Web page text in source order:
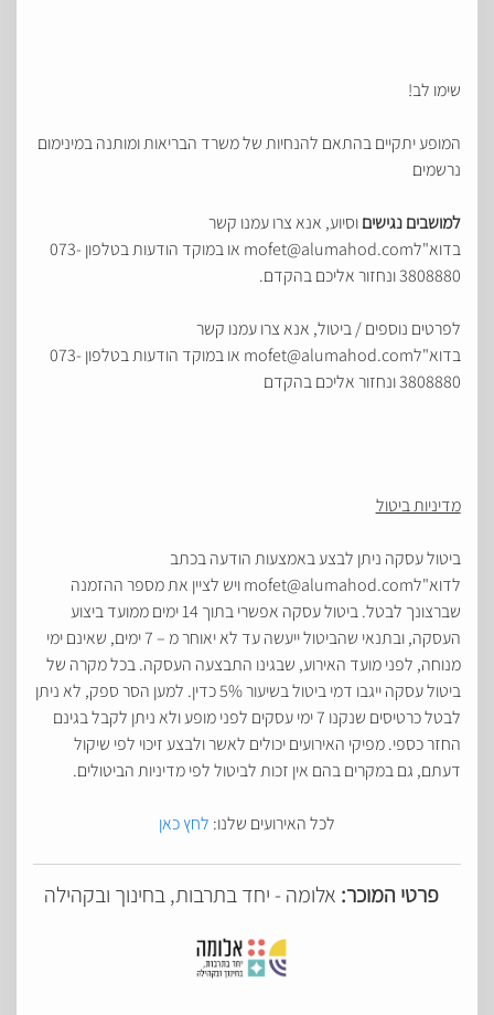
שימו לב!
המופע יתקיים בהתאם להנחיות של משרד הבריאות ומותנה במינימום
נרשמים
למושבים נגישיםוסיוע, אנא צרו עמנו קשר
בדוא"לmofet@alumahod.com או במוקד הודעות בטלפון 073-
3808880 ונחזור אליכם בהקדם.
לפרטים נוספים / ביטול, אנא צרו עמנו קשר
בדוא"לmofet@alumahod.com או במוקד הודעות בטלפון 073-
3808880 ונחזור אליכם בהקדם
מדיניות ביטול
ביטול עסקה ניתן לבצע באמצעות הודעה בכתב
לדוא"לmofet@alumahod.com ויש לציין את מספר ההזמנה
שברצונך לבטל. ביטול עסקה אפשרי בתוך 14 ימים ממועד ביצוע
העסקה, ובתנאי שהביטול ייעשה עד לא יאוחר מ – 7 ימים, שאינם ימי
מנוחה, לפני מועד האירוע, שבגינו התבצעה העסקה. בכל מקרה של
ביטול עסקה ייגבו דמי ביטול בשיעור 5% כדין. למען הסר ספק, לא ניתן
לבטל כרטיסים שנקנו 7 ימי עסקים לפני מופע ולא ניתן לקבל בגינם
החזר כספי. מפיקי האירועים יכולים לאשר ולבצע זיכוי לפי שיקול
דעתם, גם במקרים בהם אין זכות לביטול לפי מדיניות הביטולים.
לכל האירועים שלנו: לחץ כאן
פרטי המוכר: אלומה - יחד בתרבות, בחינוך ובקהילה